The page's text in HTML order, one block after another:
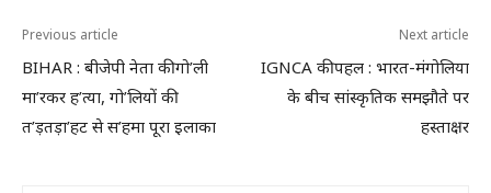
Previous article
BIHAR : बीजेपी नेता की गो’ली
मा’रकर ह’त्या, गो’लियों की
त’ड़तड़ा’हट से स’हमा पूरा इलाका
Next article
IGNCA की पहल : भारत-मंगोलिया
के बीच सांस्कृतिक समझौते पर
हस्ताक्षर